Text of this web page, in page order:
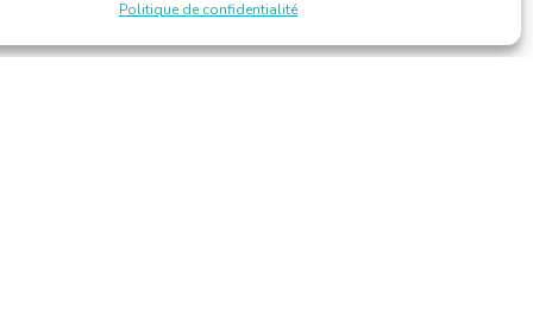
Politique de confidentialité